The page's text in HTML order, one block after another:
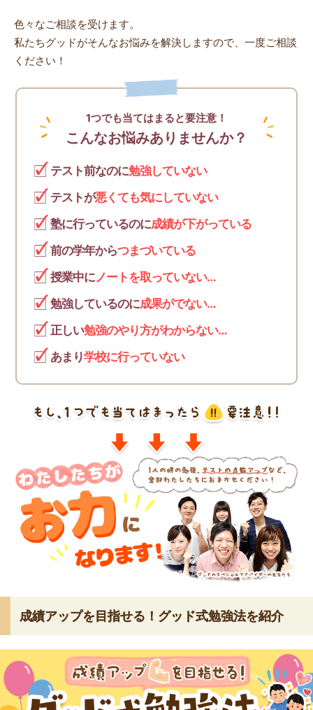
色々なご相談を受けます。
私たちグッドがそんなお悩みを解決しますので、一度ご相談
ください！
1つでも当てはまると要注意！
こんなお悩みありませんか？
テスト前なのに勉強していない
テストが悪くても気にしていない
塾に行っているのに成績が下がっている
前の学年からつまづいている
授業中にノートを取っていない…
勉強しているのに成果がでない…
正しい勉強のやり方がわからない…
あまり学校に行っていない
成績アップを目指せる！グッド式勉強法を紹介